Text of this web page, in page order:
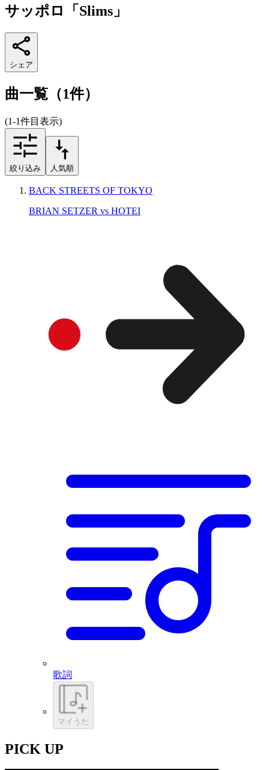
サッポロ「Slims」
シェア
曲一覧（1件）
(1-1件目表示)
絞り込み 人気順
BACK STREETS OF TOKYO
BRIAN SETZER vs HOTEI
歌詞
マイうた
PICK UP